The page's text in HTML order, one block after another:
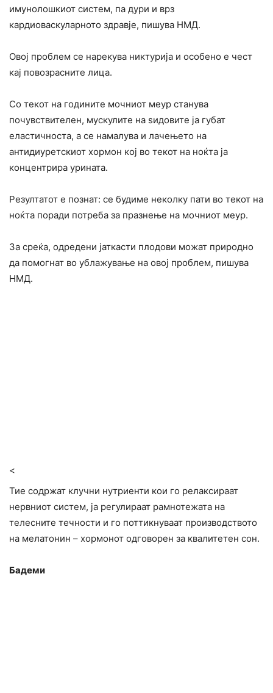
имунолошкиот систем, па дури и врз
кардиоваскуларното здравје, пишува НМД.
Овој проблем се нарекува никтурија и особено е чест
кај повозрасните лица.
Со текот на годините мочниот меур станува
почувствителен, мускулите на ѕидовите ја губат
еластичноста, а се намалува и лачењето на
антидиуретскиот хормон кој во текот на ноќта ја
концентрира урината.
Резултатот е познат: се будиме неколку пати во текот на
ноќта поради потреба за празнење на мочниот меур.
За среќа, одредени јаткасти плодови можат природно
да помогнат во ублажување на овој проблем, пишува
НМД.
<
Тие содржат клучни нутриенти кои го релаксираат
нервниот систем, ја регулираат рамнотежата на
телесните течности и го поттикнуваат производството
на мелатонин – хормонот одговорен за квалитетен сон.
Бадеми